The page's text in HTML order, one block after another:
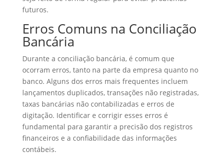
futuros.
Erros Comuns na Conciliação
Bancária
Durante a conciliação bancária, é comum que
ocorram erros, tanto na parte da empresa quanto no
banco. Alguns dos erros mais frequentes incluem
lançamentos duplicados, transações não registradas,
taxas bancárias não contabilizadas e erros de
digitação. Identificar e corrigir esses erros é
fundamental para garantir a precisão dos registros
financeiros e a confiabilidade das informações
contábeis.